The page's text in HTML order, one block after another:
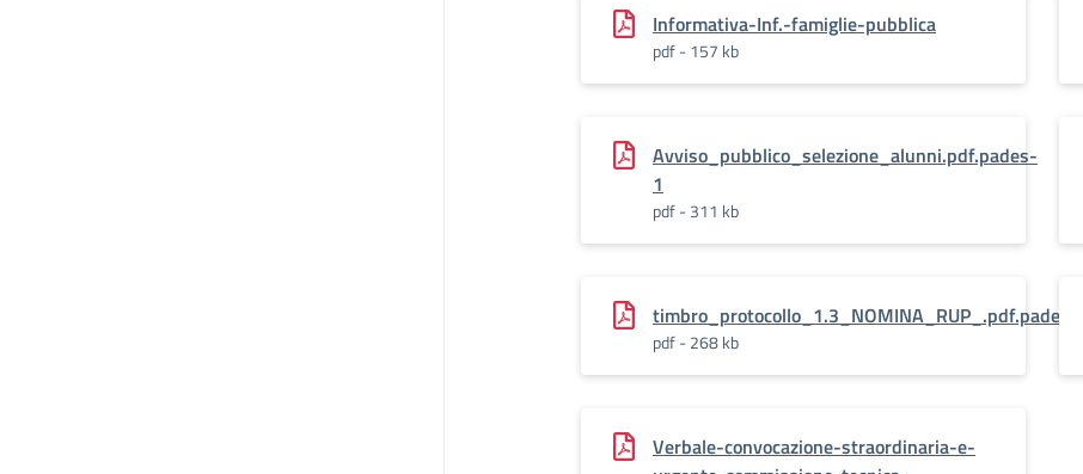
Informativa-Inf.-famiglie-pubblica
pdf - 157 kb
Avviso_pubblico_selezione_alunni.pdf.pades-
1
pdf - 311 kb
timbro_protocollo_1.3_NOMINA_RUP_.pdf.pades_
pdf - 268 kb
Verbale-convocazione-straordinaria-e-